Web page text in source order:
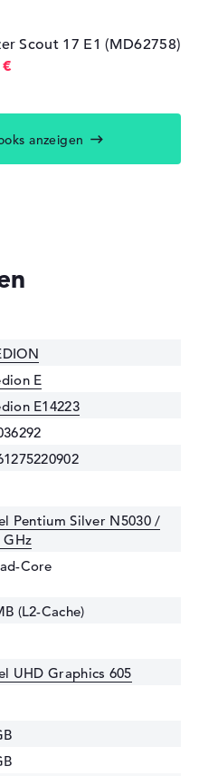
Scout 17 E1 (MD62758)
anzeigen
E
E14223
Pentium Silver N5030 /
GHz
Core
(L2-Cache)
UHD Graphics 605